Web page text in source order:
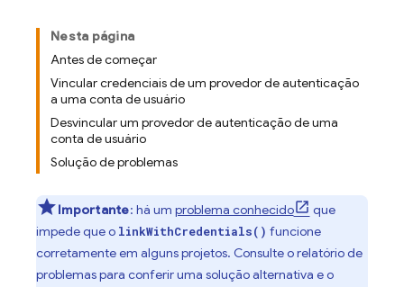
Nesta página
Antes de começar
Vincular credenciais de um provedor de autenticação
a uma conta de usuário
Desvincular um provedor de autenticação de uma
conta de usuário
Solução de problemas
Importante: há um problema conhecido
que
impede que o linkWithCredentials() funcione
corretamente em alguns projetos. Consulte o relatório de
problemas para conferir uma solução alternativa e o